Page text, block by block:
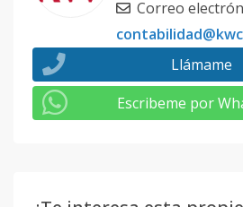
Correo
Llámame
Escribeme por